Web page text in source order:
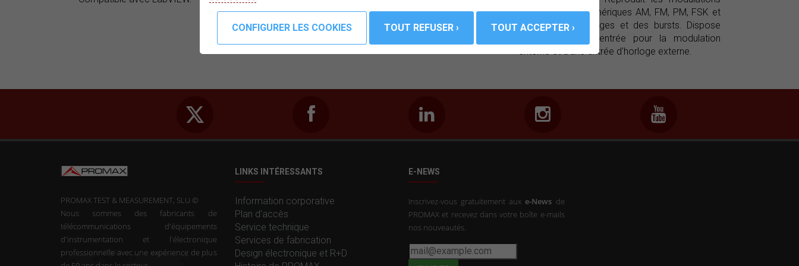
Compatible avec LabVIEW.
analogiques et numériques AM, FM, PM, FSK et
réalise des balayages et des bursts. Dispose
également d'une entrée pour la modulation
externe et d'une entrée d'horloge externe.
PROMAX TEST & MEASUREMENT, SLU ©
Nous sommes des fabricants de
télécommunications d'équipements
d'instrumentation et l'électronique
professionnelle avec une expérience de plus
LINKS INTÉRESSANTS
Information corporative
Plan d'accès
Service technique
Services de fabrication
Design électronique et R+D
E-NEWS
Inscrivez-vous gratuitement aux e-News de
PROMAX et recevez dans votre boîte e-mails
nos nouveautés.